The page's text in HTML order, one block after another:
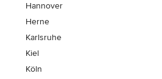
Hannover
Herne
Karlsruhe
Kiel
Köln